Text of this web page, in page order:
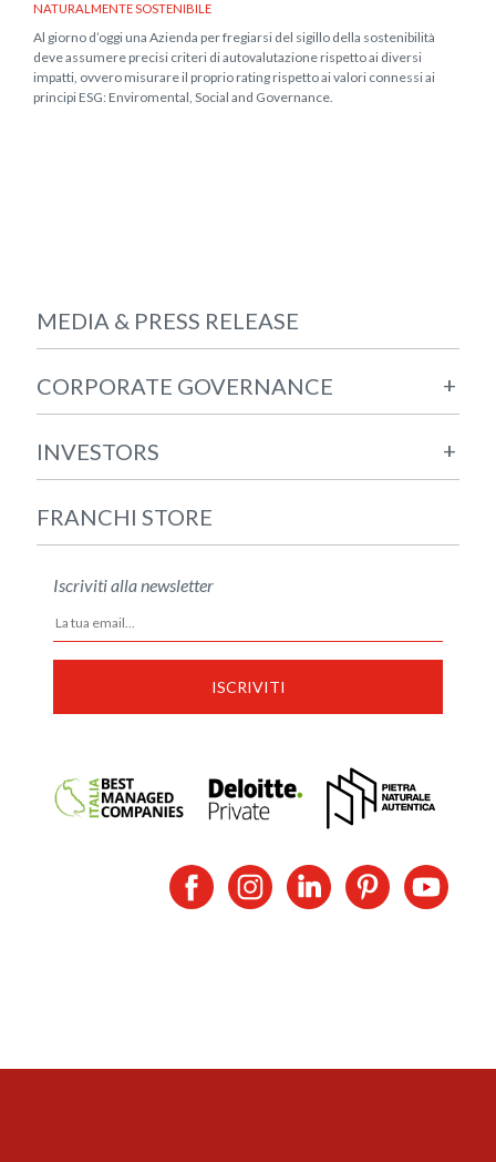
NATURALMENTE SOSTENIBILE
Al giorno d’oggi una Azienda per fregiarsi del sigillo della sostenibilità
deve assumere precisi criteri di autovalutazione rispetto ai diversi
impatti, ovvero misurare il proprio rating rispetto ai valori connessi ai
principi ESG: Enviromental, Social and Governance.
MEDIA & PRESS RELEASE
CORPORATE GOVERNANCE +
INVESTORS +
FRANCHI STORE
Iscriviti alla newsletter